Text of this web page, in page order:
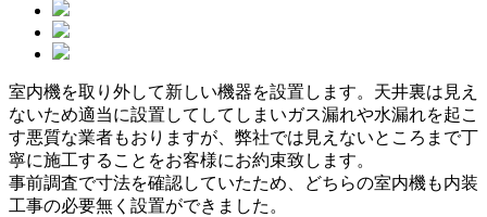
室内機を取り外して新しい機器を設置します。天井裏は見え
ないため適当に設置してしてしまいガス漏れや水漏れを起こ
す悪質な業者もおりますが、弊社では見えないところまで丁
寧に施工することをお客様にお約束致します。
事前調査で寸法を確認していたため、どちらの室内機も内装
工事の必要無く設置ができました。